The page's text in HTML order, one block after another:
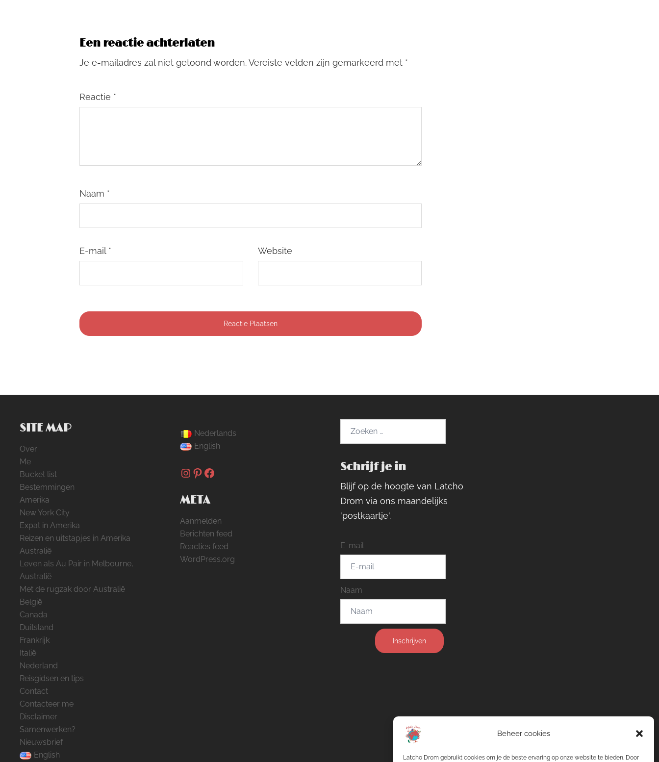
Beheer cookies
Latcho Drom gebruikt cookies om je de beste ervaring op onze website te bieden. Door
Een reactie achterlaten
Je e-mailadres zal niet getoond worden.Vereiste velden zijn gemarkeerd met *
Reactie *
Naam *
E-mail * Website
SITE MAP
Over
Me
Bucket list
Bestemmingen
Amerika
New York City
Expat in Amerika
Reizen en uitstapjes in Amerika
Australië
Leven als Au Pair in Melbourne,
Australië
Met de rugzak door Australië
België
Canada
Duitsland
Frankrijk
Italië
Nederland
Reisgidsen en tips
Contact
Contacteer me
Disclaimer
Samenwerken?
Nieuwsbrief
English
Nederlands
English
Instagram
Pinterest
Facebook
META
Aanmelden
Berichten feed
Reacties feed
WordPress.org
Schrijf je in
Blijf op de hoogte van Latcho
Drom via ons maandelijks
'postkaartje'.
E-mail
Naam
Inschrijven